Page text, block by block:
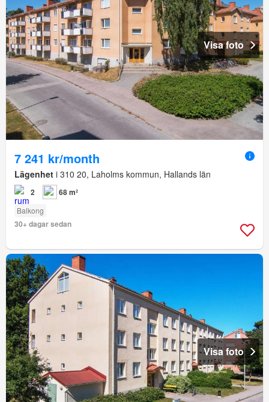
Visa foto
7 241 kr/month
Lägenhet i 310 20, Laholms kommun, Hallands län
2 68 m²
Balkong
30+ dagar sedan
Visa foto